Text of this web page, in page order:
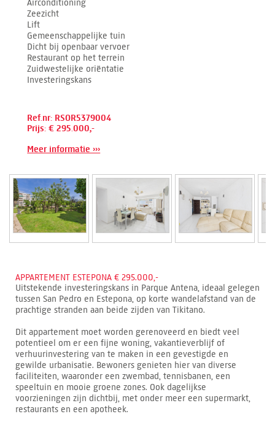
Airconditioning
Zeezicht
Lift
Gemeenschappelijke tuin
Dicht bij openbaar vervoer
Restaurant op het terrein
Zuidwestelijke oriëntatie
Investeringskans
Ref.nr: RSOR5379004
Prijs: € 295.000,-
Meer informatie ›››
APPARTEMENT ESTEPONA € 295.000,-
Uitstekende investeringskans in Parque Antena, ideaal gelegen
tussen San Pedro en Estepona, op korte wandelafstand van de
prachtige stranden aan beide zijden van Tikitano.
Dit appartement moet worden gerenoveerd en biedt veel
potentieel om er een fijne woning, vakantieverblijf of
verhuurinvestering van te maken in een gevestigde en
gewilde urbanisatie. Bewoners genieten hier van diverse
faciliteiten, waaronder een zwembad, tennisbanen, een
speeltuin en mooie groene zones. Ook dagelijkse
voorzieningen zijn dichtbij, met onder meer een supermarkt,
restaurants en een apotheek.